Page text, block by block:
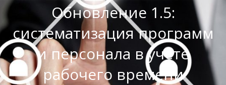
Обновление 1.5:
систематизация программ
и персонала в учете
рабочего времени